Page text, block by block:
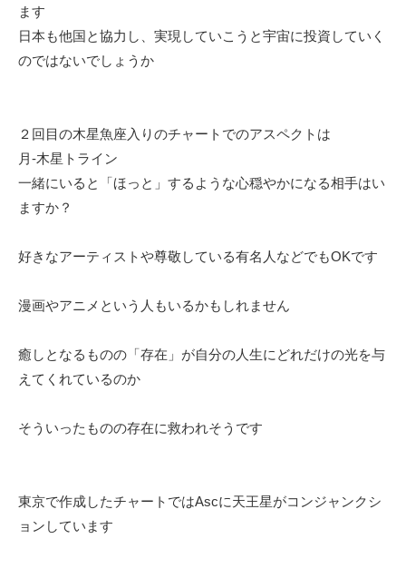
ます
日本も他国と協力し、実現していこうと宇宙に投資していく
のではないでしょうか
２回目の木星魚座入りのチャートでのアスペクトは
月-木星トライン
一緒にいると「ほっと」するような心穏やかになる相手はい
ますか？
好きなアーティストや尊敬している有名人などでもOKです
漫画やアニメという人もいるかもしれません
癒しとなるものの「存在」が自分の人生にどれだけの光を与
えてくれているのか
そういったものの存在に救われそうです
東京で作成したチャートではAscに天王星がコンジャンクシ
ョンしています